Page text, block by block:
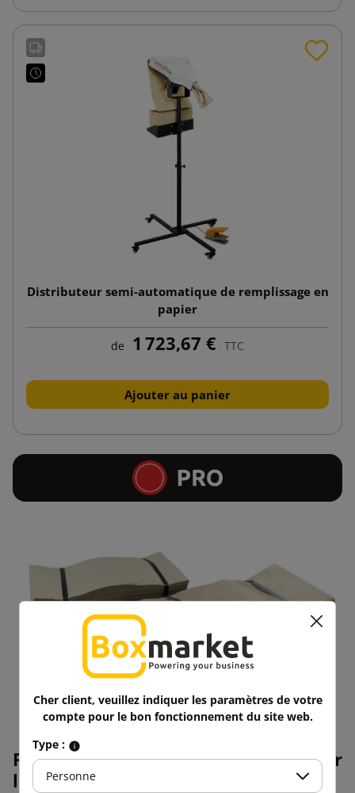
Distributeur semi-automatique de remplissage en
papier
de 1 723,67 € TTC
Ajouter au panier
Paramètres de la machine à remplir
le papier :
Cher client, veuillez indiquer les paramètres de votre
compte pour le bon fonctionnement du site web.
Type :
Personne